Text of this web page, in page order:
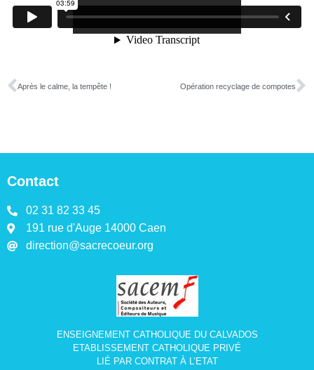
Après le calme, la tempête ! Opération recyclage de compotes
Contact
02 31 82 33 45
191 rue d'Auge 14000 Caen
direction@sacrecoeur.org
ENSEIGNEMENT CATHOLIQUE DU CALVADOS
ETABLISSEMENT CATHOLIQUE PRIVÉ
LIÉ PAR CONTRAT À L’ETAT